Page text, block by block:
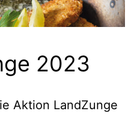
2023
Aktion LandZunge